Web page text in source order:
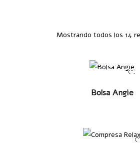
Mostrando todos los 14
LEER MÁS
Bolsa Angie